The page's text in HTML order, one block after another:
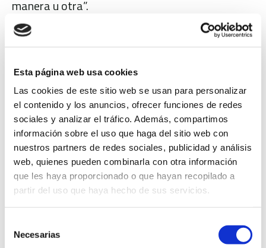
Esta página web usa cookies
Las cookies de este sitio web se usan para personalizar
el contenido y los anuncios, ofrecer funciones de redes
sociales y analizar el tráfico. Además, compartimos
información sobre el uso que haga del sitio web con
nuestros partners de redes sociales, publicidad y análisis
web, quienes pueden combinarla con otra información
que les haya proporcionado o que hayan recopilado a
partir del uso que haya hecho de sus servicios.
Necesarias
manera u otra”.
La edil ha detallado que desde los servicios
sociales se trabaja en esa problemática con un
enfoque preventivo y a nivel comunitario “como
apuesta por la participación y el equilibrio social,
fundamentales en ese proceso necesario para ir
superando las dificultades y la toma de
decisiones con capacidad y autoestima a la hora
de afrontarlas”.